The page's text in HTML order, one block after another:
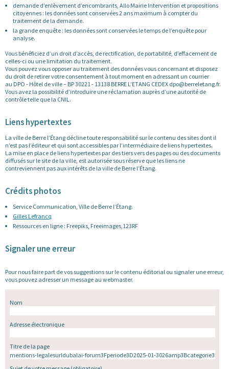
demande d’enlèvement d’encombrants, Allo Mairie Intervention et propositions
citoyennes : les données sont conservées 2 ans maximum à compter du
traitement de la demande.
la grande enquête : les données sont conservées le temps de l’enquête pour
analyse.
Vous bénéficiez d’un droit d’accès, de rectification, de portabilité, d’effacement de
celles-ci ou une limitation du traitement.
Vous pouvez vous opposer au traitement des données vous concernant et disposez
du droit de retirer votre consentement à tout moment en adressant un courrier
au DPO - Hôtel de ville – BP 30221 - 13138 BERRE L’ETANG CEDEX dpo@berreletang.fr.
Vous avez la possibilité d’introduire une réclamation auprès d’une autorité de
contrôle telle que la CNIL.
Liens hypertextes
La ville de Berre l’Étang décline toute responsabilité sur le contenu des sites dont il
n’est pas l’éditeur et qui sont accessibles par l’intermédiaire de liens hypertextes.
La mise en place de liens hypertextes par des tiers vers des pages ou des documents
diffusés sur le site de la ville, est autorisée sous réserve que les liens ne
contreviennent pas aux intérêts de la ville de Berre l’Étang.
Crédits photos
Service Communication, Ville de Berre l’Étang.
Gilles Lefrancq
Ressources en ligne : Freepiks, Freeimages,123RF
Signaler une erreur
Pour nous faire part de vos suggestions sur le contenu éditorial ou signaler une erreur,
vous pouvez adresser un message au webmaster.
Nom
Adresse électronique
Titre de la page